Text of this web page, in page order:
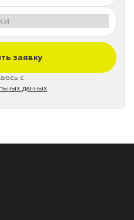
заявку
с
данных